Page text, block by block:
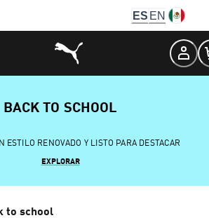
ES EN
BACK TO SCHOOL
ESTILO RENOVADO Y LISTO PARA DESTACAR
EXPLORAR
to school